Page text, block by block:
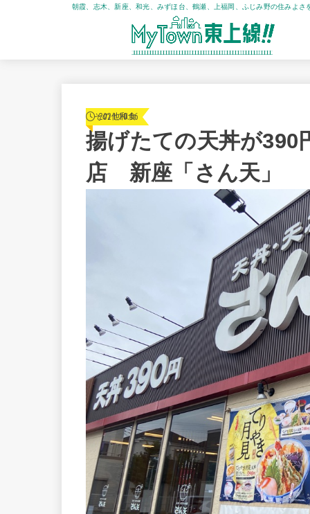
朝霞、志木、新座、和光、みずほ台、鶴瀬、上福岡、ふじみ野の住みよさ
その他和食
2021.10.16
揚げたての天丼が390
店 新座「さん天」